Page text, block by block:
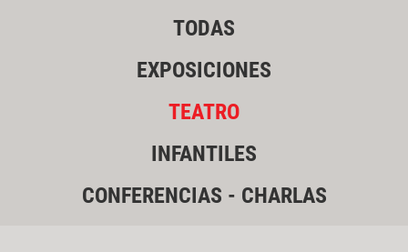
TODAS
EXPOSICIONES
TEATRO
INFANTILES
CONFERENCIAS - CHARLAS